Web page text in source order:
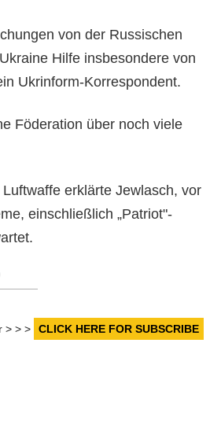
von der Russischen
Hilfe insbesondere von
Ukrinform-Korrespondent.
Föderation über noch viele
erklärte Jewlasch, vor
einschließlich „Patriot"-
> > > CLICK HERE FOR SUBSCRIBE